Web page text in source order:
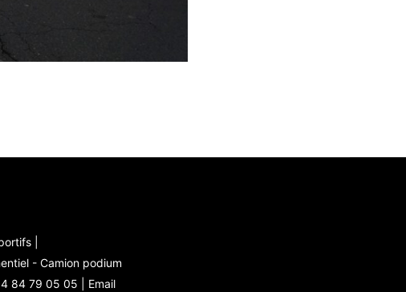
|
- Camion podium
84 79 05 05 | Email